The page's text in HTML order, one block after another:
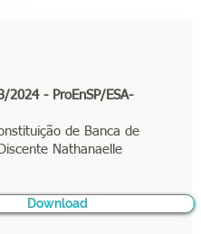
2024 - ProEnSP/ESA-
de Banca de
Nathanaelle
Download